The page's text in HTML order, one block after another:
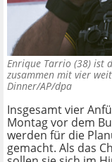
Enrique Tarrio (38) ist
zusammen mit vier
Dinner/AP/dpa
Insgesamt vier
Montag vor dem
werden für die
gemacht. Als das